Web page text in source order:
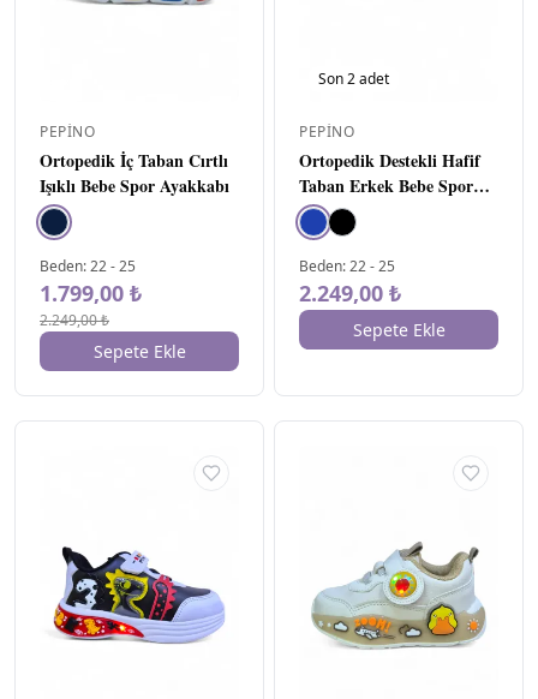
PEPINO
Ortopedik İç Taban Cırtlı
Işıklı Bebe Spor Ayakkabı
Beden:22-25
1.799,00 ₺
2.249,00 ₺
Sepete Ekle
Son2adet
PEPINO
Ortopedik Destekli Hafif
Taban Erkek Bebe Spor
Ayakkabı Mavi
Beden:22-25
2.249,00 ₺
Sepete Ekle